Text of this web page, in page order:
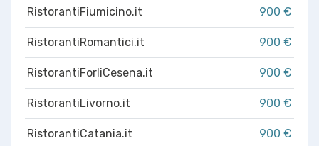
RistorantiFiumicino.it 900 €
RistorantiRomantici.it 900 €
RistorantiForliCesena.it 900 €
RistorantiLivorno.it 900 €
RistorantiCatania.it 900 €